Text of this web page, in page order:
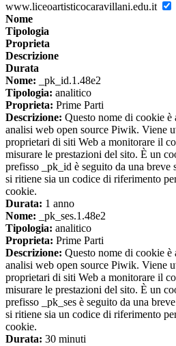
www.liceoartisticocaravillani.edu.it
Nome
Tipologia
Proprieta
Descrizione
Durata
Nome: _pk_id.1.48e2
Tipologia: analitico
Proprieta: Prime Parti
Descrizione: Questo nome di cookie è
analisi web open source Piwik. Viene
proprietari di siti Web a monitorare il
misurare le prestazioni del sito. È un
prefisso _pk_id è seguito da una breve
si ritiene sia un codice di riferimento
cookie.
Durata: 1 anno
Nome: _pk_ses.1.48e2
Tipologia: analitico
Proprieta: Prime Parti
Descrizione: Questo nome di cookie è
analisi web open source Piwik. Viene
proprietari di siti Web a monitorare il
misurare le prestazioni del sito. È un
prefisso _pk_ses è seguito da una
si ritiene sia un codice di riferimento
cookie.
Durata: 30 minuti